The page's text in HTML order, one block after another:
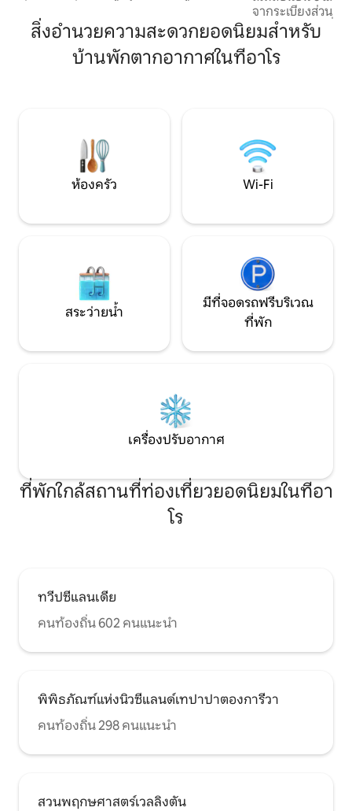
สตูดิโอที่มีแสงแดดส่องถึงแห่งนี้ตั้งอยู่ห่าง
จากเสียงรบกวน และมีทุกสิ่งที่คุณต้องการ
สำหรับการเข้าพักระยะสั้นหรือระยะยาว
เตียงควีนไซส์ที่สะดวกสบายพื้นที่ทำงาน
จากระเบียงส่วนตั
ตกแต่งภายในที่ทั
อุปกรณ์ครบครันพื้
และห้องนอนที่อบ
เดินทางเพื่อธุรกิจ
สิ่งอำนวยความสะดวกยอดนิยมสำหรับ
บ้านพักตากอากาศในทีอาโร
ห้องครัว Wi-Fi
สระว่ายน้ำ
มีที่จอดรถฟรีบริเวณ
ที่พัก
เครื่องปรับอากาศ
ที่พักใกล้สถานที่ท่องเที่ยวยอดนิยมในทีอา
โร
ทวีปซีแลนเดีย
คนท้องถิ่น 602 คนแนะนำ
พิพิธภัณฑ์แห่งนิวซีแลนด์เทปาปาตองการีวา
คนท้องถิ่น 298 คนแนะนำ
สวนพฤกษศาสตร์เวลลิงตัน